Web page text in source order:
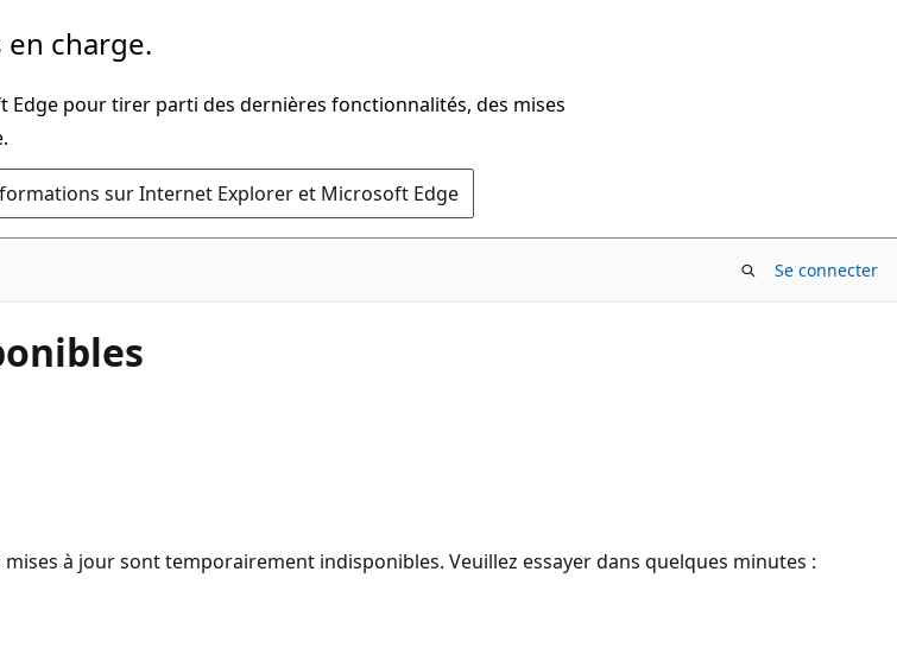
en charge.
Edge pour tirer parti des dernières fonctionnalités, des mises
sur Internet Explorer et Microsoft Edge
Se connecter
à jour sont temporairement indisponibles. Veuillez essayer dans quelques minutes :